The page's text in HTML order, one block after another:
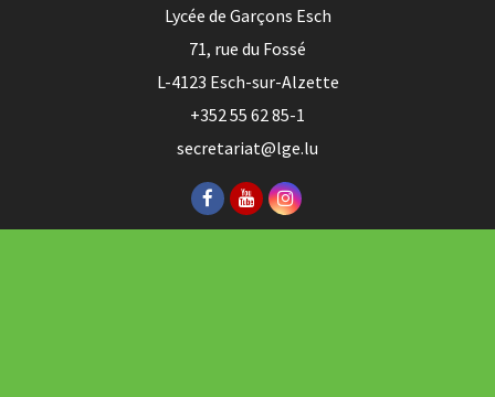
Lycée de Garçons Esch
71, rue du Fossé
L-4123 Esch-sur-Alzette
+352 55 62 85-1
secretariat@lge.lu